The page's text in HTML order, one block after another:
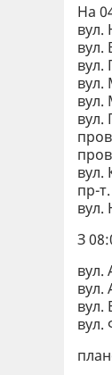
На
вул.
вул.
вул.
вул.
вул.
вул.
вул.
пр-
вул.
З
вул.
вул.
вул.
вул.